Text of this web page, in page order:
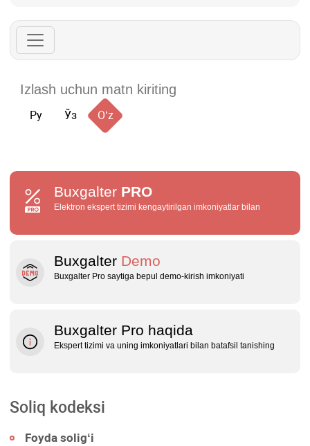
Ру Ўз Oʻz
Buxgalter PRO
Elektron ekspert tizimi kengaytirilgan imkoniyatlar bilan
Buxgalter Demo
Buxgalter Pro saytiga bepul demo‑kirish imkoniyati
Buxgalter Pro haqida
Ekspert tizimi va uning imkoniyatlari bilan batafsil tanishing
Soliq kodeksi
Foyda soligʻi